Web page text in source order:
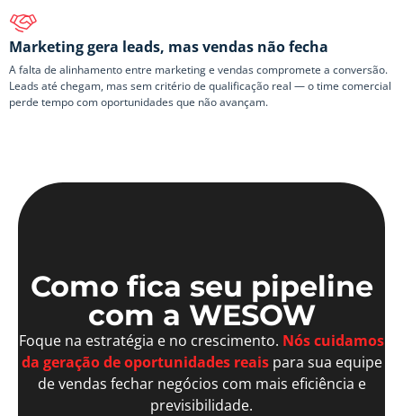
Marketing gera leads, mas vendas não fecha
A falta de alinhamento entre marketing e vendas compromete a conversão.
Leads até chegam, mas sem critério de qualificação real — o time comercial
perde tempo com oportunidades que não avançam.
Como fica seu pipeline
com a WESOW
Foque na estratégia e no crescimento. Nós cuidamos
da geração de oportunidades reaispara sua equipe
de vendas fechar negócios com mais eficiência e
previsibilidade.